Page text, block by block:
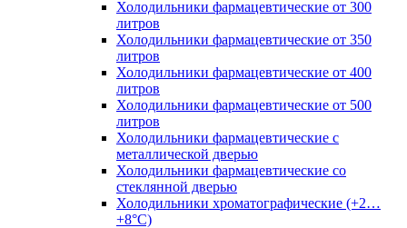
Холодильники фармацевтические от 300
литров
Холодильники фармацевтические от 350
литров
Холодильники фармацевтические от 400
литров
Холодильники фармацевтические от 500
литров
Холодильники фармацевтические с
металлической дверью
Холодильники фармацевтические со
стеклянной дверью
Холодильники хроматографические (+2…
+8°C)